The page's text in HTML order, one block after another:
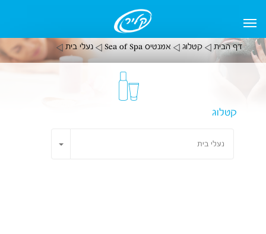
דף הבית קטלוג אמנטיס Sea of Spa נעלי בית
קטלוג
נעלי בית Dropdown